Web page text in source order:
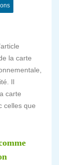
la carte
Il
carte
celles que